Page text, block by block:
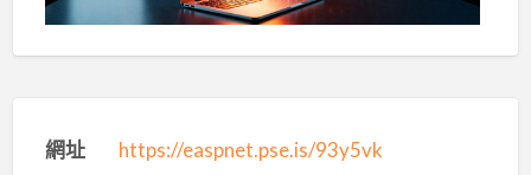
網址 https://easpnet.pse.is/93y5vk